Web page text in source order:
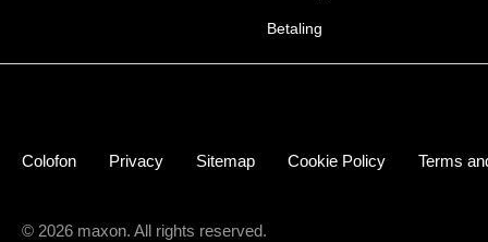
Betaling
Colofon Privacy Sitemap Cookie Policy Terms
© 2026 maxon. All rights reserved.